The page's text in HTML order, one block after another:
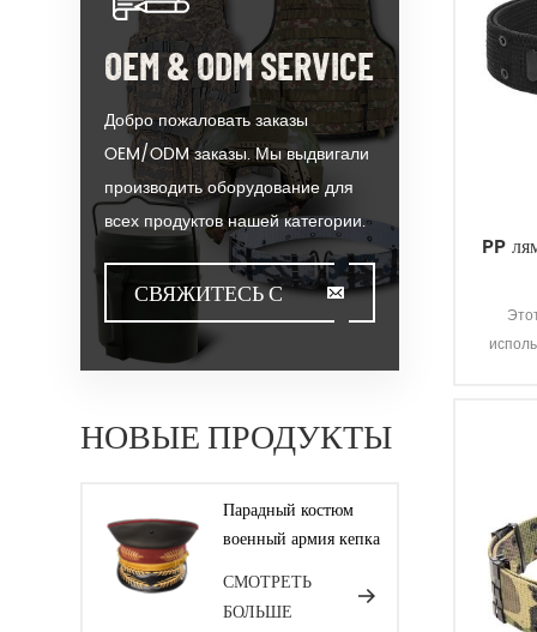
PP
OEM & ODM SERVICE
Добро пожаловать заказы
OEM/ODM заказы. Мы выдвигали
производить оборудование для
всех продуктов нашей категории.
Мы можем положить ваш Логос
на наши горячие продажи модель
или помочь вам производить
заказы, когда вы встречаете
нашим потребительскую
ценность для проектирования и
на творчество &ампер;
инновационные ноги. Мы
изготовляем продукты для наших
клиентов с гарантией качества,
СВЯЖИТЕСЬ С
НАМИ
НОВЫЕ ПРОДУКТЫ
Парадный костюм
военный армия кепка
СМОТРЕТЬ
БОЛЬШЕ